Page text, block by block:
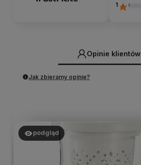
1
Opinie klientów
Jak zbieramy opinie?
podgląd